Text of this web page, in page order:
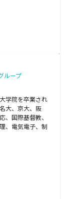
ループ
学院を卒業され
大、京大、阪
、国際基督教、
、電気電子、制